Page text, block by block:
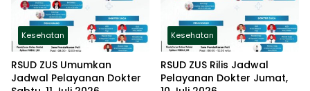
Kesehatan
RSUD ZUS Umumkan
Jadwal Pelayanan Dokter
Kesehatan
RSUD ZUS Rilis Jadwal
Pelayanan Dokter Jumat,